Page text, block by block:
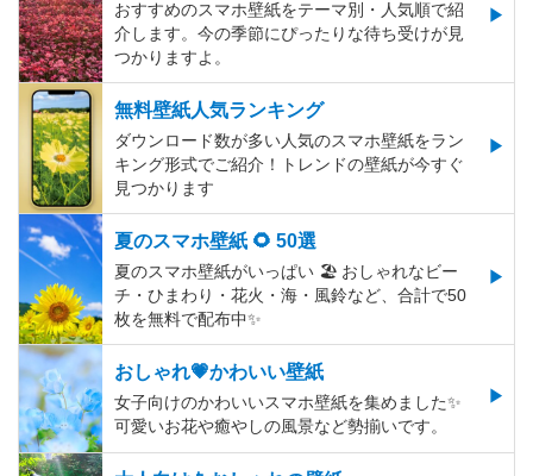
おすすめのスマホ壁紙をテーマ別・人気順で紹
介します。今の季節にぴったりな待ち受けが見
つかりますよ。
無料壁紙人気ランキング
ダウンロード数が多い人気のスマホ壁紙をラン
キング形式でご紹介！トレンドの壁紙が今すぐ
見つかります
夏のスマホ壁紙 🌻 50選
夏のスマホ壁紙がいっぱい 🏖 おしゃれなビー
チ・ひまわり・花火・海・風鈴など、合計で50
枚を無料で配布中✨
おしゃれ💗かわいい壁紙
女子向けのかわいいスマホ壁紙を集めました✨
可愛いお花や癒やしの風景など勢揃いです。